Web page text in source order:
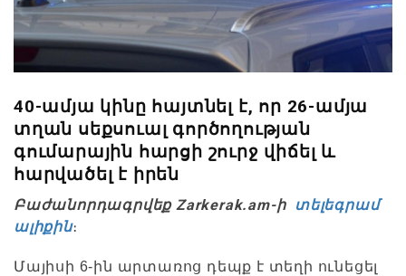
40-ամյա կինը հայտնել է, որ 26-ամյա
տղան սեքսուալ գործողության
գումարային հարցի շուրջ վիճել և
հարվածել է իրեն
Բաժանորդագրվեք Zarkerak.am-ի տելեգրամ
ալիքին։
Մայիսի 6-ին արտառոց դեպք է տեղի ունեցել